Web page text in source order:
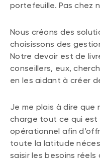
portefeuille. Pas chez
Nous créons des
choisissons des
Notre devoir est de
conseillers, eux,
en les aidant à créer
Je me plais à dire
charge tout ce qui
opérationnel afin
toute la latitude
saisir les besoins réels